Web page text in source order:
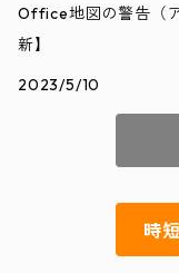
Office地図の警告（
新】
2023/5/10
時